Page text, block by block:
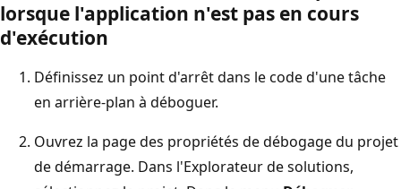
lorsque l'application n'est pas en cours
d'exécution
Définissez un point d'arrêt dans le code d'une tâche
en arrière-plan à déboguer.
Ouvrez la page des propriétés de débogage du projet
de démarrage. Dans l'Explorateur de solutions,